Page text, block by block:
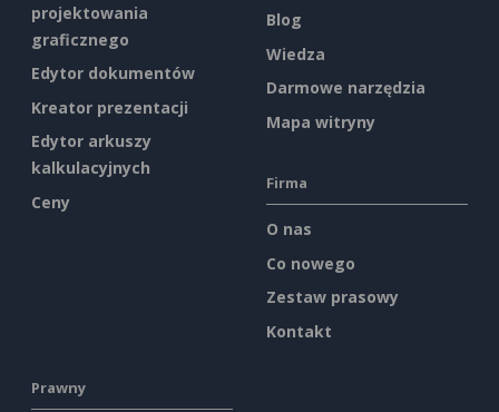
projektowania
graficznego
Edytor dokumentów
Kreator prezentacji
Edytor arkuszy
kalkulacyjnych
Ceny
Blog
Wiedza
Darmowe narzędzia
Mapa witryny
Firma
O nas
Co nowego
Zestaw prasowy
Kontakt
Prawny